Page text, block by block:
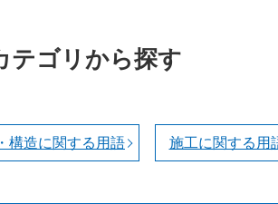
テゴリから探す
構造に関する用語 施工に関する用